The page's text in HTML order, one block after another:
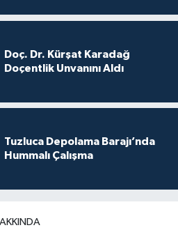
Doç. Dr. Kürşat Karadağ
Doçentlik Unvanını Aldı
Tuzluca Depolama Barajı’nda
Hummalı Çalışma